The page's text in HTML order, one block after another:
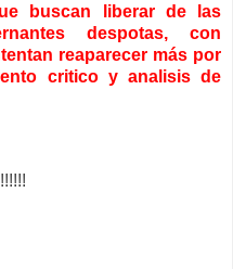
buscan liberar de las
despotas, con
reaparecer más por
critico y analisis de